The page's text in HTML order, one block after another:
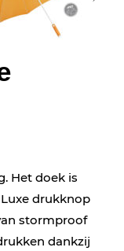
Het doek is
drukknop
stormproof
dankzij